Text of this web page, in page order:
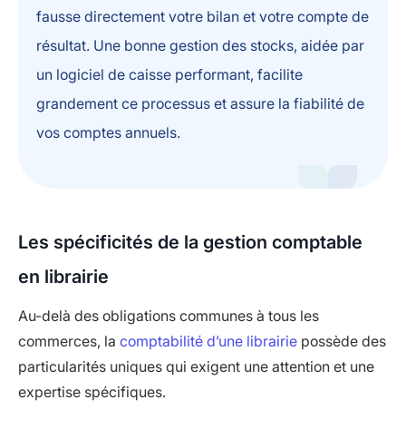
fausse directement votre bilan et votre compte de
résultat. Une bonne gestion des stocks, aidée par
un logiciel de caisse performant, facilite
grandement ce processus et assure la fiabilité de
vos comptes annuels.
Les spécificités de la gestion comptable
en librairie
Au-delà des obligations communes à tous les
commerces, la comptabilité d’une librairie possède des
particularités uniques qui exigent une attention et une
expertise spécifiques.